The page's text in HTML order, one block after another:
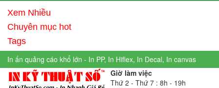
Xem Nhiều
Chuyên mục hot
Tags
In ấn quảng cáo khổ lớn - In PP, In Hiflex, In Decal, In canvas
Giờ làm việc
Thứ 2 - Thứ 7 : 8h - 19h